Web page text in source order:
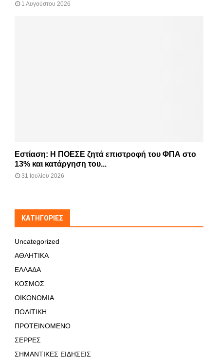
1 Αυγούστου 2026
Εστίαση: Η ΠΟΕΣΕ ζητά επιστροφή του ΦΠΑ στο
13% και κατάργηση του...
31 Ιουλίου 2026
KΑΤΗΓΟΡΊΕΣ
Uncategorized
ΑΘΛΗΤΙΚΑ
ΕΛΛΑΔΑ
ΚΟΣΜΟΣ
ΟΙΚΟΝΟΜΙΑ
ΠΟΛΙΤΙΚΗ
ΠΡΟΤΕΙΝΟΜΕΝΟ
ΣΕΡΡΕΣ
ΣΗΜΑΝΤΙΚΕΣ ΕΙΔΗΣΕΙΣ